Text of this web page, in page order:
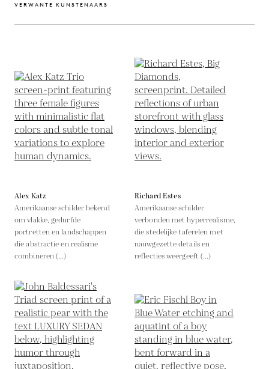
VERWANTE KUNSTENAARS
Alex Katz
Amerikaanse schilder bekend
om vlakke, gedurfde
portretten en landschappen
die abstractie en realisme
combineren (...)
Richard Estes
Amerikaanse schilder
verbonden met hyperrealisme,
die stedelijke taferelen met
nauwgezette details en
reflecties weergeeft (...)